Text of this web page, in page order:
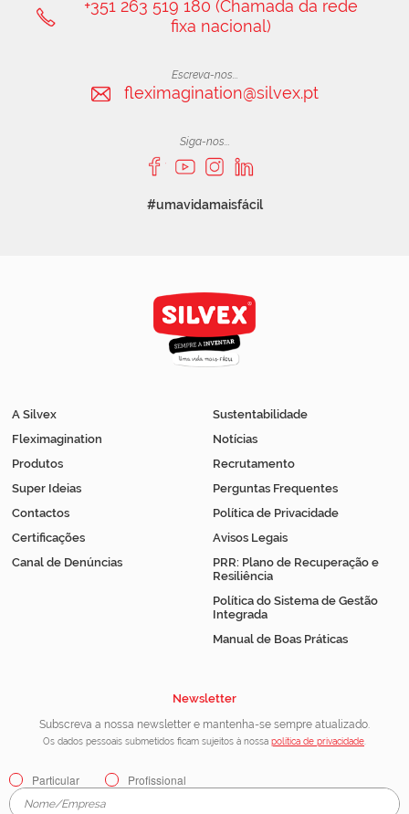
+351 263 519 180 (Chamada da rede
fixa nacional)
Escreva-nos...
fleximagination@silvex.pt
Siga-nos...
#umavidamaisfácil
A Silvex
Fleximagination
Produtos
Super Ideias
Contactos
Certificações
Canal de Denúncias
Sustentabilidade
Notícias
Recrutamento
Perguntas Frequentes
Política de Privacidade
Avisos Legais
PRR: Plano de Recuperação e
Resiliência
Política do Sistema de Gestão
Integrada
Manual de Boas Práticas
Newsletter
Subscreva a nossa newsletter e mantenha-se sempre atualizado.
Os dados pessoais submetidos ficam sujeitos à nossa política de privacidade
Particular Profissional